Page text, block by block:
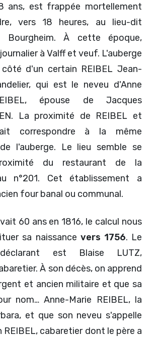
ans, est frappée mortellement
vers 18 heures, au lieu-dit
Bourgheim. À cette époque,
à Valff et veuf. L'auberge
d'un certain REIBEL Jean-
qui est le neveu d'Anne
épouse de Jacques
La proximité de REIBEL et
correspondre à la même
l'auberge. Le lieu semble se
du restaurant de la
n°201. Cet établissement a
four banal ou communal.
60 ans en 1816, le calcul nous
sa naissance vers 1756. Le
est Blaise LUTZ,
À son décès, on apprend
et ancien militaire et que sa
nom… Anne-Marie REIBEL, la
et que son neveu s'appelle
REIBEL, cabaretier dont le père a